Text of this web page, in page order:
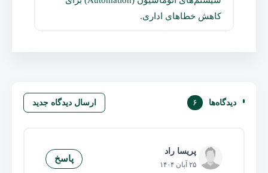
کاهش خطاهای اداری.
دیدگاه‌ها ۶ ارسال دیدگاه جدید
پریسا راد
۲۵ آبان ۱۴۰۴
پاسخ